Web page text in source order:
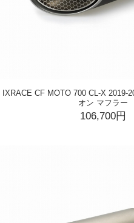
IXRACE CF MOTO 700 CL-X 2019-
オン マフラー
106,700円